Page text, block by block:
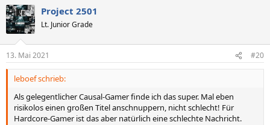
k
t
i
e
n
Project 2501
Lt. Junior Grade
13. Mai 2021 #20
leboef schrieb:
Als gelegentlicher Causal-Gamer finde ich das super. Mal eben
risikolos einen großen Titel anschnuppern, nicht schlecht! Für
Hardcore-Gamer ist das aber natürlich eine schlechte Nachricht.